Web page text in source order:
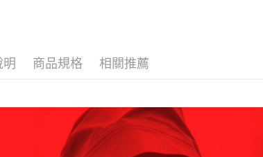
明 商品規格 相關推薦